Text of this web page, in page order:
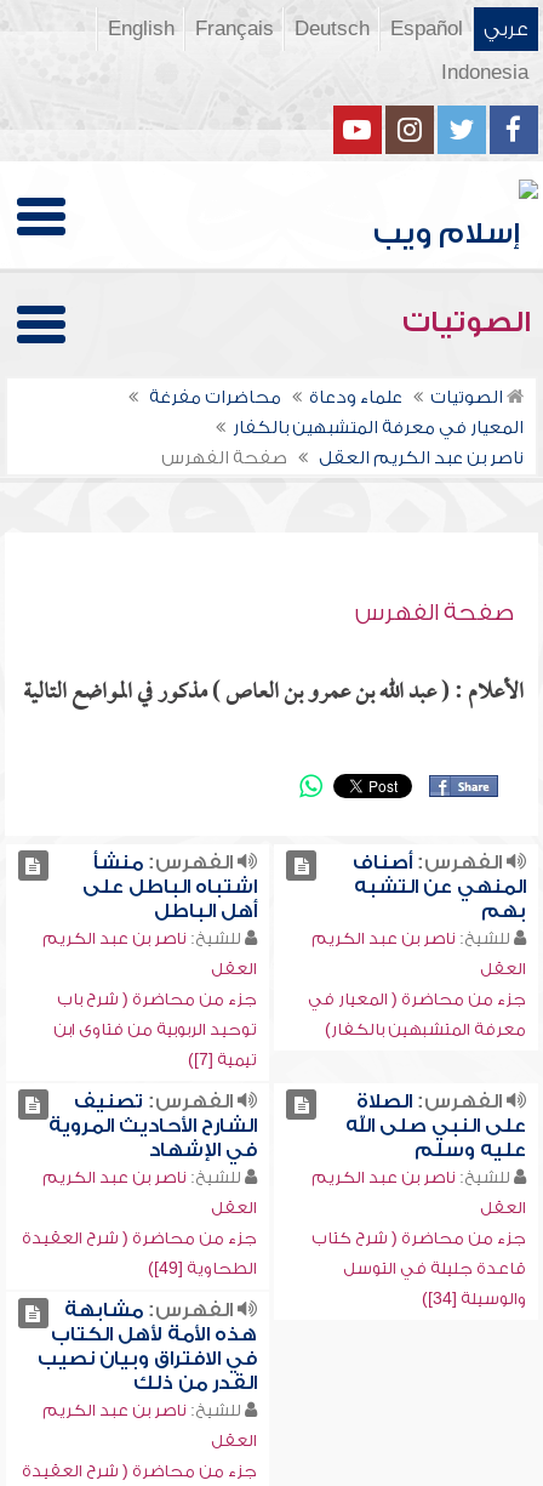
عربي Español
Deutsch
Français
English
Indonesia
الصوتيات
الصوتيات علماء ودعاة
محاضرات مفرغة
المعيار في معرفة المتشبهين بالكفار
ناصر بن عبد الكريم العقل
صفحة الفهرس
صفحة الفهرس
الأعلام : ( عبد الله بن عمرو بن العاص ) مذكور في المواضع التالية
الفهرس:أصناف
المنهي عن التشبه
بهم
للشيخ: ناصر بن عبد الكريم
العقل
جزء من محاضرة ( المعيار في
معرفة المتشبهين بالكفار)
الفهرس:منشأ
اشتباه الباطل على
أهل الباطل
للشيخ: ناصر بن عبد الكريم
العقل
جزء من محاضرة ( شرح باب
توحيد الربوبية من فتاوى ابن
تيمية [7])
الفهرس:الصلاة
على النبي صلى الله
عليه وسلم
للشيخ: ناصر بن عبد الكريم
العقل
جزء من محاضرة ( شرح كتاب
قاعدة جليلة في التوسل
والوسيلة [34])
الفهرس: تصنيف
الشارح الأحاديث المروية
في الإشهاد
للشيخ: ناصر بن عبد الكريم
العقل
جزء من محاضرة ( شرح العقيدة
الطحاوية [49])
الفهرس:مشابهة
هذه الأمة لأهل الكتاب
في الافتراق وبيان نصيب
القدر من ذلك
للشيخ: ناصر بن عبد الكريم
العقل
جزء من محاضرة ( شرح العقيدة